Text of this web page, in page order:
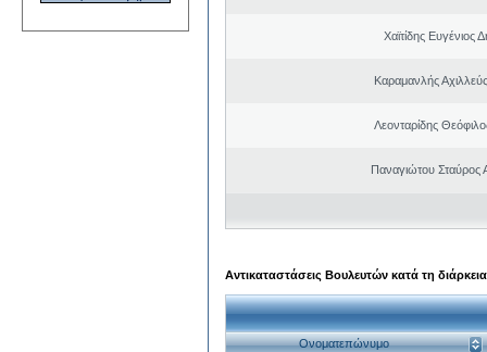
Χαϊτίδης Ευγένιος
Καραμανλής
Λεονταρίδης
Παναγιώτου Σταύρος
Αντικαταστάσεις Βουλευτών κατά τη
Ονοματεπώνυμο